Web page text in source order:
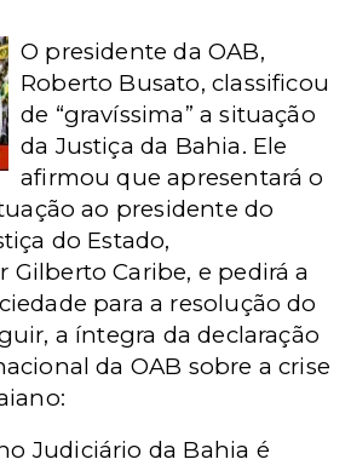
O presidente da OAB,
Roberto Busato, classificou
de “gravíssima” a situação
da Justiça da Bahia. Ele
afirmou que apresentará o
ao presidente do
do Estado,
Gilberto Caribe, e pedirá a
para a resolução do
a íntegra da declaração
da OAB sobre a crise
Judiciário da Bahia é